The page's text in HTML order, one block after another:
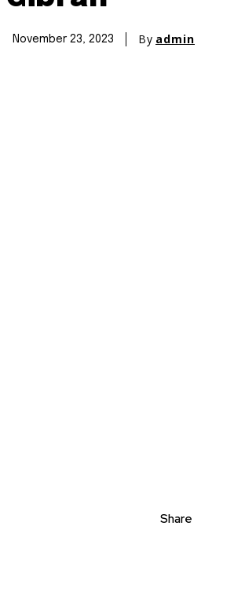
November 23, 2023 By admin
Share